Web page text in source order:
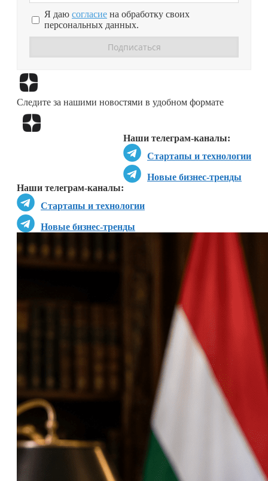
Я даю согласие на обработку своих
персональных данных.
Следите за нашими новостями в удобном формате
Наши телеграм-каналы:
Стартапы и технологии
Новые бизнес-тренды
Наши телеграм-каналы:
Стартапы и технологии
Новые бизнес-тренды